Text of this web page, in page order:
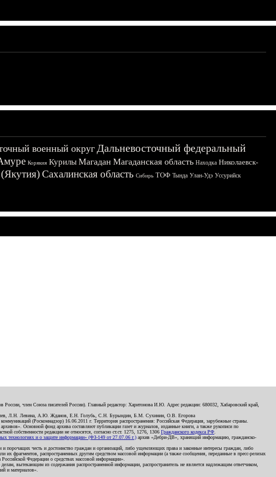
военный округДальневосточный федеральный
Корякия Курилы Магадан Магаданская область Находка Николаевск-
Сахалинская область Сибирь ТОФ Тында Улан-Удэ Уссурийск
член Союза писателей России). Главный редактор: Харитонова И.Ю. Адрес редакции: 680032, Хабаровский край,
Л.Н. Левина, А.Ю. Жданов, Е.Н. Голубь, С.Н. Бурындин, Б.М. Сухинин, О.В. Егорова
(Роскомнадзор) 16.06.2011 г. Территория распространения: Российская Федерация, зарубежные страны.
архивов». Основной фонд архива составляют публикации газет и журналов, изданные книги, а также рукописи по
собственности редакции не относятся, согласно ст.ст. 1275, 1276, 1306 Гражданского кодекса РФ
технологиях и о защите информации» (ФЗ-149 от 27.07.06 г.) архив «Дебри-ДВ», хранящий информацию, гражданско-
порочащих честь и достоинство граждан и организаций, либо ущемляющих права и законные интересы граждан, либо
фрагментов, распространенных другим средством массовой информации (а также сообщения, переданные в пресс-релизах
Федерации о средствах массовой информации».
вытекающим из содержания распространенной информации, распространитель не является надлежащим ответчиком,
и материалов».